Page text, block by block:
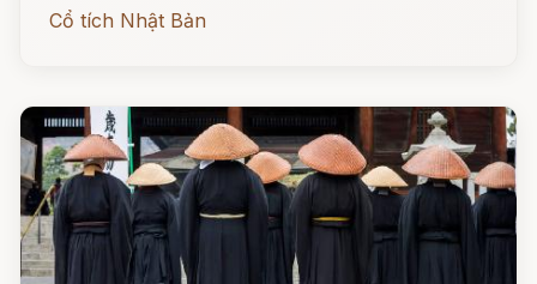
Cổ tích Nhật Bản